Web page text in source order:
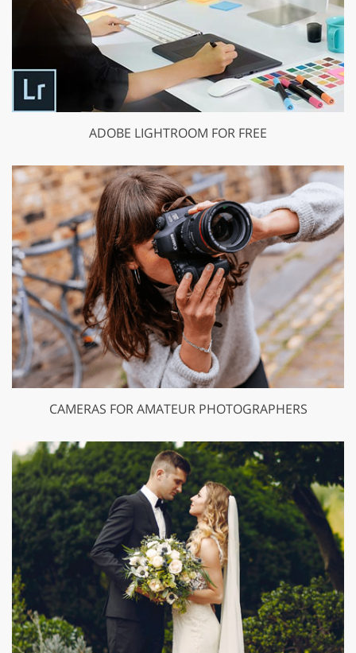
ADOBE LIGHTROOM FOR FREE
CAMERAS FOR AMATEUR PHOTOGRAPHERS